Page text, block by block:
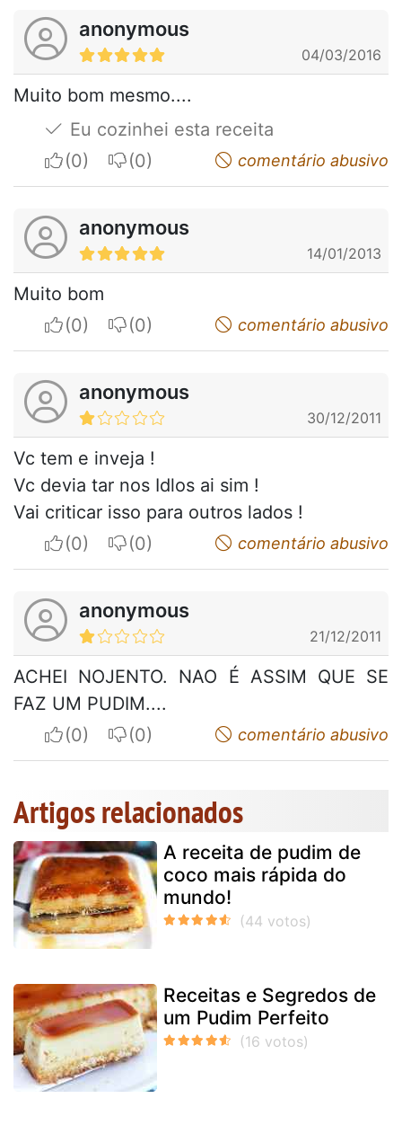
anonymous
04/03/2016
Muito bom mesmo....
Eu cozinhei esta receita
I apreciateI do not appreciatecomentário abusivo
anonymous
14/01/2013
Muito bom
I apreciateI do not appreciatecomentário abusivo
anonymous
30/12/2011
Vc tem e inveja !
Vc devia tar nos Idlos ai sim !
Vai criticar isso para outros lados !
I apreciateI do not appreciatecomentário abusivo
anonymous
21/12/2011
ACHEI NOJENTO. NAO É ASSIM QUE SE
FAZ UM PUDIM....
I apreciateI do not appreciatecomentário abusivo
Artigos relacionados
A receita de pudim de
coco mais rápida do
mundo!
Receitas e Segredos de
um Pudim Perfeito